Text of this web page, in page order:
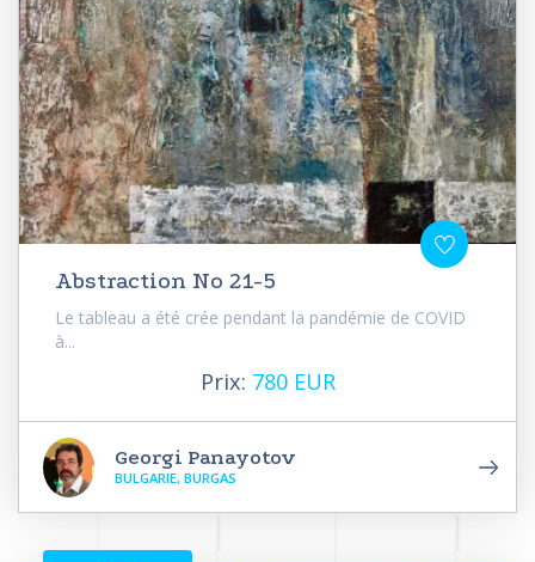
Abstraction No 21-5
Le tableau a été crée pendant la pandémie de COVID
à...
Prix: 780 EUR
Georgi Panayotov
BULGARIE, BURGAS